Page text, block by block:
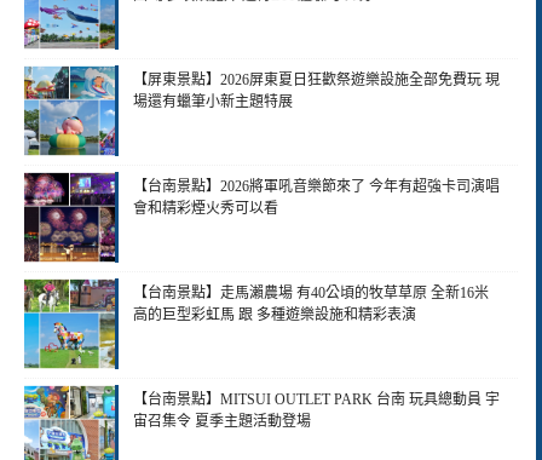
【屏東景點】2026屏東夏日狂歡祭遊樂設施全部免費玩 現
場還有蠟筆小新主題特展
【台南景點】2026將軍吼音樂節來了 今年有超強卡司演唱
會和精彩煙火秀可以看
【台南景點】走馬瀨農場 有40公頃的牧草草原 全新16米
高的巨型彩虹馬 跟 多種遊樂設施和精彩表演
【台南景點】MITSUI OUTLET PARK 台南 玩具總動員 宇
宙召集令 夏季主題活動登場